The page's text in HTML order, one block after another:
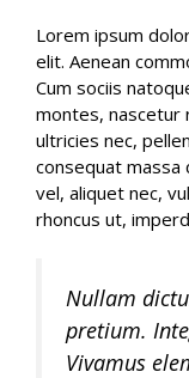
Lorem ipsum
elit. Aenean
Cum sociis
montes, nascetur
ultricies nec,
consequat massa
vel, aliquet nec,
rhoncus ut,
Nullam
pretium.
Vivamus